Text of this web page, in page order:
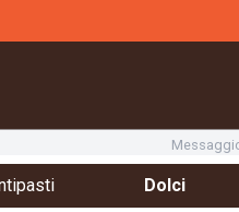
Dolci